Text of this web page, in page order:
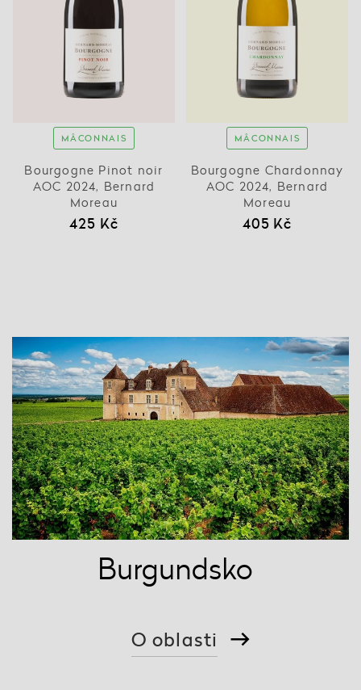
MÂCONNAIS
Bourgogne Pinot noir
AOC 2024, Bernard
Moreau
425 Kč
MÂCONNAIS
Bourgogne Chardonnay
AOC 2024, Bernard
Moreau
405 Kč
Burgundsko
O oblasti